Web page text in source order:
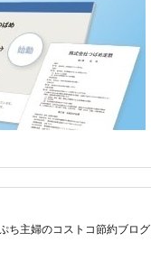
ち主婦のコストコ節約ブログ